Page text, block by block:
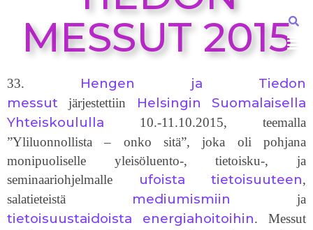
MESSUT 2015
33. Hengen ja Tiedon
messut järjestettiin
Helsingin Suomalaisella
Yhteiskoululla 10.-11.10.2015, teemalla
”Yliluonnollista – onko sitä”, joka oli pohjana
monipuoliselle yleisöluento-, tietoisku-, ja
seminaariohjelmalle
ufoista tietoisuuteen,
salatieteistä mediumismiin ja
tietoisuustaidoista energiahoitoihin. Messut